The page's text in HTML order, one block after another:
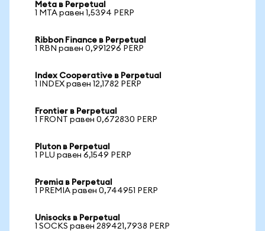
Meta в Perpetual
1 MTA равен 1,5394 PERP
Ribbon Finance в Perpetual
1 RBN равен 0,991296 PERP
Index Cooperative в Perpetual
1 INDEX равен 12,1782 PERP
Frontier в Perpetual
1 FRONT равен 0,672830 PERP
Pluton в Perpetual
1 PLU равен 6,1549 PERP
Premia в Perpetual
1 PREMIA равен 0,744951 PERP
Unisocks в Perpetual
1 SOCKS равен 289421,7938 PERP